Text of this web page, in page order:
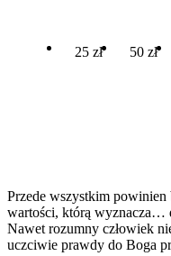
25 zł 50 zł
Przede wszystkim powinien
wartości, którą wyznacza…
Nawet rozumny człowiek
uczciwie prawdy do Boga